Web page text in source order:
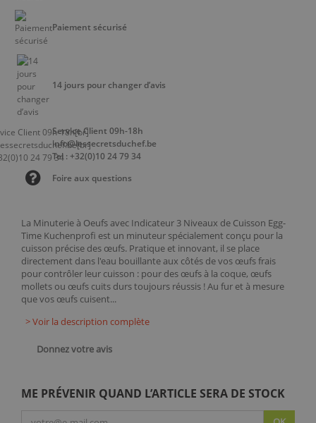
La Minuterie à Oeufs avec Indicateur 3 Niveaux de Cuisson Egg-
Time Kuchenprofi est un minuteur spécialement conçu pour la
cuisson précise des œufs. Pratique et innovant, il se place
directement dans l'eau bouillante aux côtés de vos œufs frais
pour contrôler leur cuisson : pour des œufs à la coque, œufs
mollets ou œufs cuits durs toujours réussis ! Au fur et à mesure
que vos œufs cuisent...
> Voir la description complète
Donnez votre avis
ME PRÉVENIR QUAND L’ARTICLE SERA DE STOCK
Paiement sécurisé
14 jours pour changer d’avis
Service Client 09h-18h
info@lessecretsduchef.be
Tel : +32(0)10 24 79 34
Foire aux questions